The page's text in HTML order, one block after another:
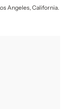
Angeles, California.